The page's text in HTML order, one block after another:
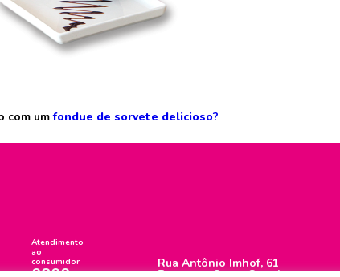
com umfondue de sorvete delicioso?
Atendimento
ao
consumidor
Rua Antônio Imhof, 61